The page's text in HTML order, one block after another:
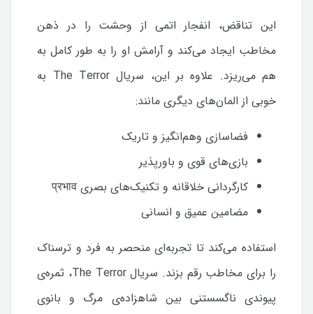
این تناقض، انفجار اتمی‌ از وحشت را در ذهن
مخاطب ایجاد می‌کند و آرامش او را به طور کامل به
هم می‌ریزد.
علاوه بر این، سریال The Terror به
خوبی از المان‌های دیگری مانند:
فضاسازی وهم‌انگیز و تاریک
بازی‌های قوی و باورپذیر
کارگردانی خلاقانه و تکنیک‌های بصری प्रभाव
مضامین عمیق و انسانی
استفاده می‌کند تا تجربه‌ای منحصر به فرد و ترسناک
را برای مخاطب رقم بزند.
سریال The Terror، ثمره‌ی
پیوندی ناگسستنی بین شاهزاده‌ی مرگ و بانوی